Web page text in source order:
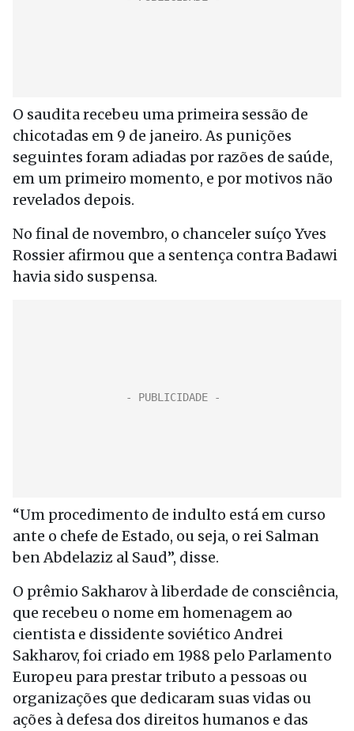
O saudita recebeu uma primeira sessão de
chicotadas em 9 de janeiro. As punições
seguintes foram adiadas por razões de saúde,
em um primeiro momento, e por motivos não
revelados depois.
No final de novembro, o chanceler suíço Yves
Rossier afirmou que a sentença contra Badawi
havia sido suspensa.
“Um procedimento de indulto está em curso
ante o chefe de Estado, ou seja, o rei Salman
ben Abdelaziz al Saud”, disse.
O prêmio Sakharov à liberdade de consciência,
que recebeu o nome em homenagem ao
cientista e dissidente soviético Andrei
Sakharov, foi criado em 1988 pelo Parlamento
Europeu para prestar tributo a pessoas ou
organizações que dedicaram suas vidas ou
ações à defesa dos direitos humanos e das